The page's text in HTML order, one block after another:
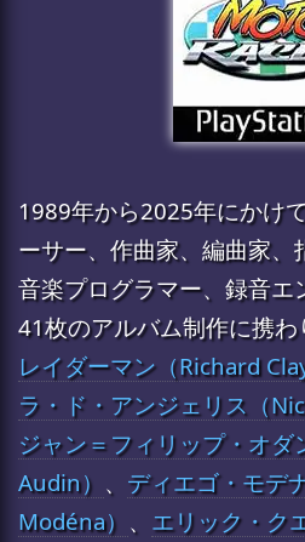
1989年から2025年にかけ
ーサー、作曲家、編曲家、
音楽プログラマー、録音エ
41枚のアルバム制作に携わ
レイダーマン（Richard
ラ・ド・アンジェリス（
ジャン＝フィリップ・オダ
Audin） 、 ディエゴ・モデ
Modéna） 、 エリック・ク